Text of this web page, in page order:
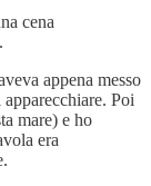
cena
appena messo
Poi
mare) e ho
era